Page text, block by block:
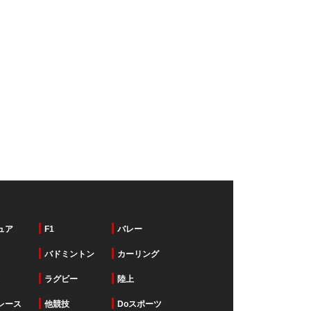
ア F1 バレー
バドミントン カーリング
ラグビー 陸上
ース 他競技 Doスポーツ